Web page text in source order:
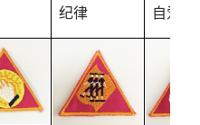
纪律
自爱